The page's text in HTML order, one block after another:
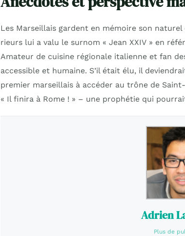
Les Marseillais gardent en mémoire son
rieurs lui a valu le surnom « Jean XXIV » en
Amateur de cuisine régionale italienne et fan
accessible et humaine. S’il était élu, il
premier marseillais à accéder au trône de
« Il finira à Rome ! » – une prophétie qui
Adrien
Plus de